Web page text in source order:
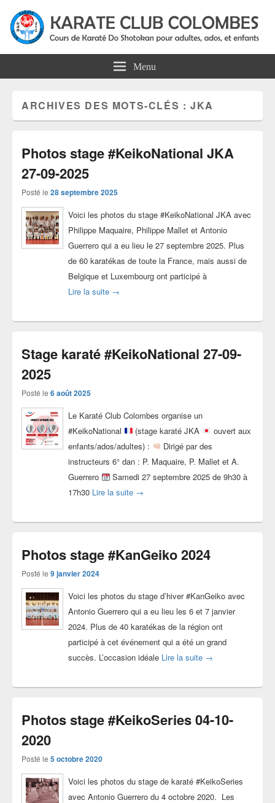
Karate Club Colombes
Menu
ARCHIVES DES MOTS-CLÉS :JKA
Photos stage #KeikoNational JKA
27-09-2025
Posté le 28 septembre 2025
Voici les photos du stage #KeikoNational JKA avec
Philippe Maquaire, Philippe Mallet et Antonio
Guerrero qui a eu lieu le 27 septembre 2025. Plus
de 60 karatékas de toute la France, mais aussi de
Belgique et Luxembourg ont participé à
Lire la suite Photos stage #KeikoNational JKA 27-09-2025
→
Stage karaté #KeikoNational 27-09-
2025
Posté le 6 août 2025
Le Karaté Club Colombes organise un
#KeikoNational
(stage karaté JKA
ouvert aux
enfants/ados/adultes) :
Dirigé par des
instructeurs 6° dan : P. Maquaire, P. Mallet et A.
Guerrero
Samedi 27 septembre 2025 de 9h30 à
17h30 Lire la suite Stage karaté #KeikoNational 27-09-
→
Photos stage #KanGeiko 2024
Posté le 9 janvier 2024
Voici les photos du stage d’hiver #KanGeiko avec
Antonio Guerrero qui a eu lieu les 6 et 7 janvier
2024. Plus de 40 karatékas de la région ont
participé à cet événement qui a été un grand
succès. L’occasion idéale Lire la suite Photos stage
→
Photos stage #KeikoSeries 04-10-
2020
Posté le 5 octobre 2020
Voici les photos du stage de karaté #KeikoSeries
avec Antonio Guerrero du 4 octobre 2020. Les